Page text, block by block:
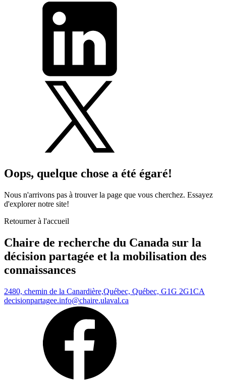
Oops, quelque chose a été égaré!
Nous n'arrivons pas à trouver la page que vous cherchez. Essayez
d'explorer notre site!
Retourner à l'accueil
Chaire de recherche du Canada sur la
décision partagée et la mobilisation des
connaissances
2480, chemin de la Canardière,Québec, Québec, G1G 2G1CA
decisionpartagee.info@chaire.ulaval.ca